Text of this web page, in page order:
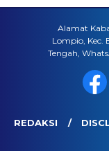
Alamat
Lompio, Kec.
Tengah,
REDAKSI